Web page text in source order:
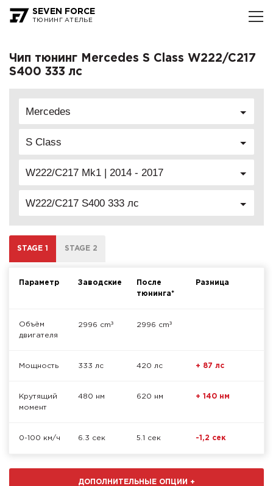
SEVEN FORCE
ТЮНИНГ АТЕЛЬЕ
Чип тюнинг Mercedes S Class W222/C217
S400 333 лс
Mercedes
S Class
W222/C217 Mk1 | 2014 - 2017
W222/C217 S400 333 лс
STAGE 1 STAGE 2
Параметр Заводские
После
тюнинга*
Разница
Объём
двигателя
2996 cm³ 2996 cm³
Мощность 333 лс 420 лс + 87 лс
Крутящий
момент
480 нм 620 нм + 140 нм
0-100 км/ч 6.3 сек 5.1 сек -1,2 сек
ДОПОЛНИТЕЛЬНЫЕ ОПЦИИ +